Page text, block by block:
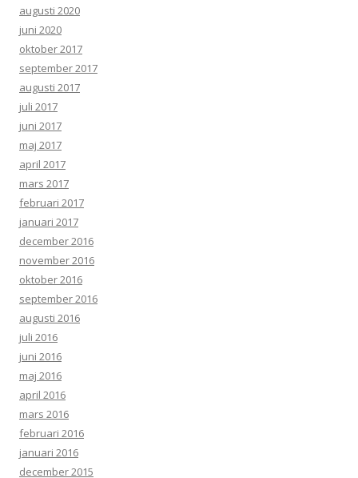
augusti 2020
juni 2020
oktober 2017
september 2017
augusti 2017
juli 2017
juni 2017
maj 2017
april 2017
mars 2017
februari 2017
januari 2017
december 2016
november 2016
oktober 2016
september 2016
augusti 2016
juli 2016
juni 2016
maj 2016
april 2016
mars 2016
februari 2016
januari 2016
december 2015